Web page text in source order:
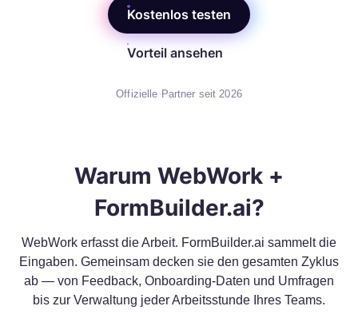
Kostenlos testen
Vorteil ansehen
Offizielle Partner seit 2026
Warum WebWork +
FormBuilder.ai?
WebWork erfasst die Arbeit. FormBuilder.ai sammelt die
Eingaben. Gemeinsam decken sie den gesamten Zyklus
ab — von Feedback, Onboarding-Daten und Umfragen
bis zur Verwaltung jeder Arbeitsstunde Ihres Teams.